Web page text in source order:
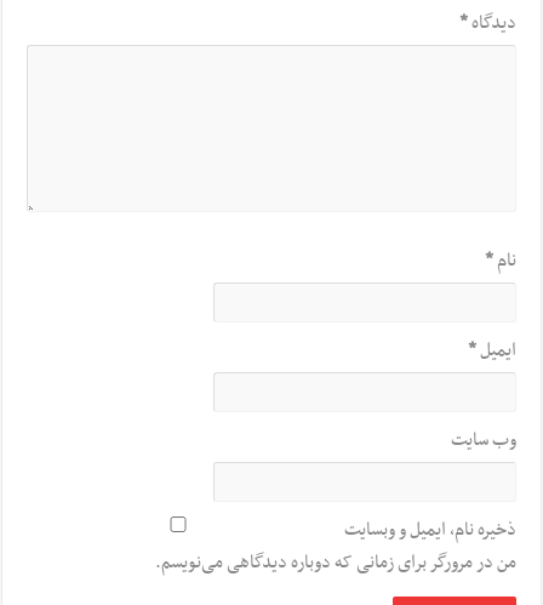
دیدگاه*
نام*
ایمیل*
وب‌ سایت
ذخیره نام، ایمیل و وبسایت
من در مرورگر برای زمانی که دوباره دیدگاهی می‌نویسم.